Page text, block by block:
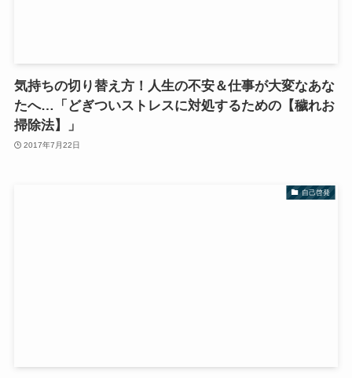
気持ちの切り替え方！人生の不安＆仕事が大変なあな
たへ…「どぎついストレスに対処するための【穢れお
掃除法】」
2017年7月22日
自己啓発